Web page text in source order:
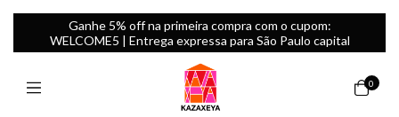
Ganhe 5% off na primeira compra com o cupom:
WELCOME5 | Entrega expressa para São Paulo capital
0